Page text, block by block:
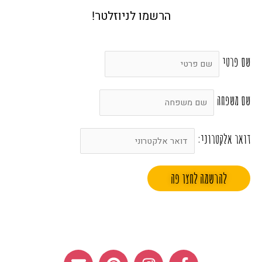
הרשמו לניוזלטר!
שם פרטי
שם משפחה
דואר אלקטרוני:
F
I
P
E